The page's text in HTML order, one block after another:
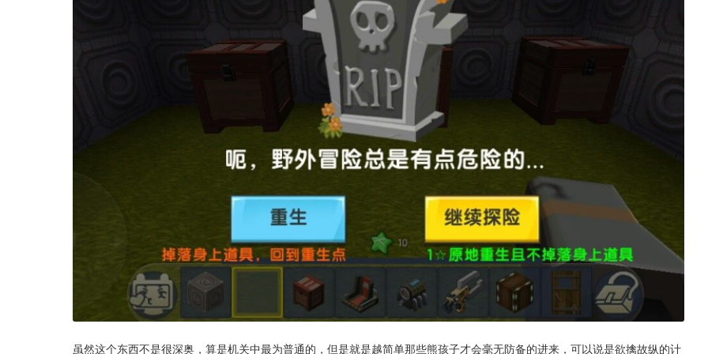
虽然这个东西不是很深奥，算是机关中最为普通的，但是就是越简单那些熊孩子才会毫无防备的进来，可以说是欲擒故纵的计